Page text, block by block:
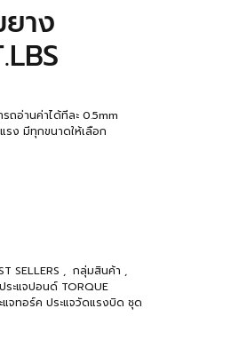
าง
ถอ่านค่าได้ทีละ 0.5mm
รง มีทุกขนาดให้เลือก
SELLERS , กลุ่มสินค้า ,
ะแจปอนด์ TORQUE
จทอร์ค ประแจวัดแรงบิด ชุด